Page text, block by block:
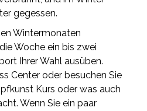
gegessen.
Wintermonaten
Woche ein bis zwei
Ihrer Wahl ausüben.
Center oder besuchen Sie
Kurs oder was auch
Wenn Sie ein paar